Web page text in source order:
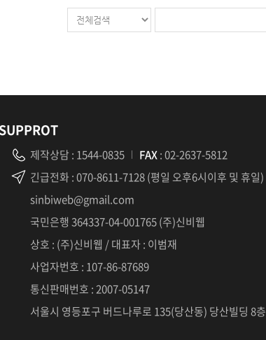
SUPPROT
제작상담: 1544-0835 FAX: 02-2637-5812
긴급전화 : 070-8611-7128 (평일 오후6시이후 및 휴일)
sinbiweb@gmail.com
국민은행 364337-04-001765 (주)신비웹
상호 : (주)신비웹 / 대표자 : 이범재
사업자번호 : 107-86-87689
통신판매번호 : 2007-05147
서울시 영등포구 버드나루로 135(당산동) 당산빌딩 8층